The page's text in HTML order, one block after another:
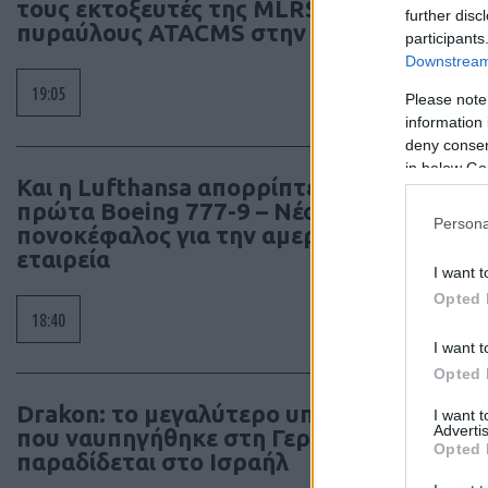
further
Please
information
deny
in below
I want
Opted
I want
Opted
I want
Opted
τους εκτοξευτές της MLRS και τους
πυραύλους ATACMS στην Ουκρανία
19:05
Και η Lufthansa απορρίπτει τα
πρώτα Boeing 777-9 – Νέος
πονοκέφαλος για την αμερικανική
εταιρεία
18:40
Drakon: το μεγαλύτερο υποβρύχιο
που ναυπηγήθηκε στη Γερμανία
παραδίδεται στο Ισραήλ